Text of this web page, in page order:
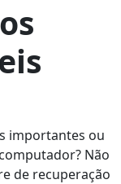
importantes ou
Não
de recuperação